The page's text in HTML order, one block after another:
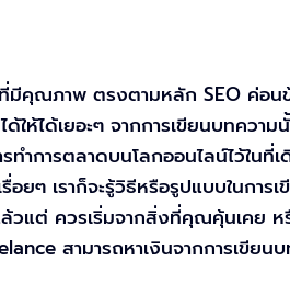
คุณภาพ ตรงตามหลัก SEO ค่อนข้
ได้ให้ได้เยอะๆ จากการเขียนบท
ำการตลาดบนโลกออนไลน์ไว้ใน
อยๆ เราก็จะรู้วิธีหรือรูปแบบในกา
ล้วแต่ ควรเริ่มจากสิ่งที่คุณคุ้นเคย
สามารถหาเงินจากการเขีย